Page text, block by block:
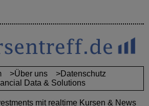
>Über uns
>Datenschutz
Data & Solutions
mit realtime Kursen & News